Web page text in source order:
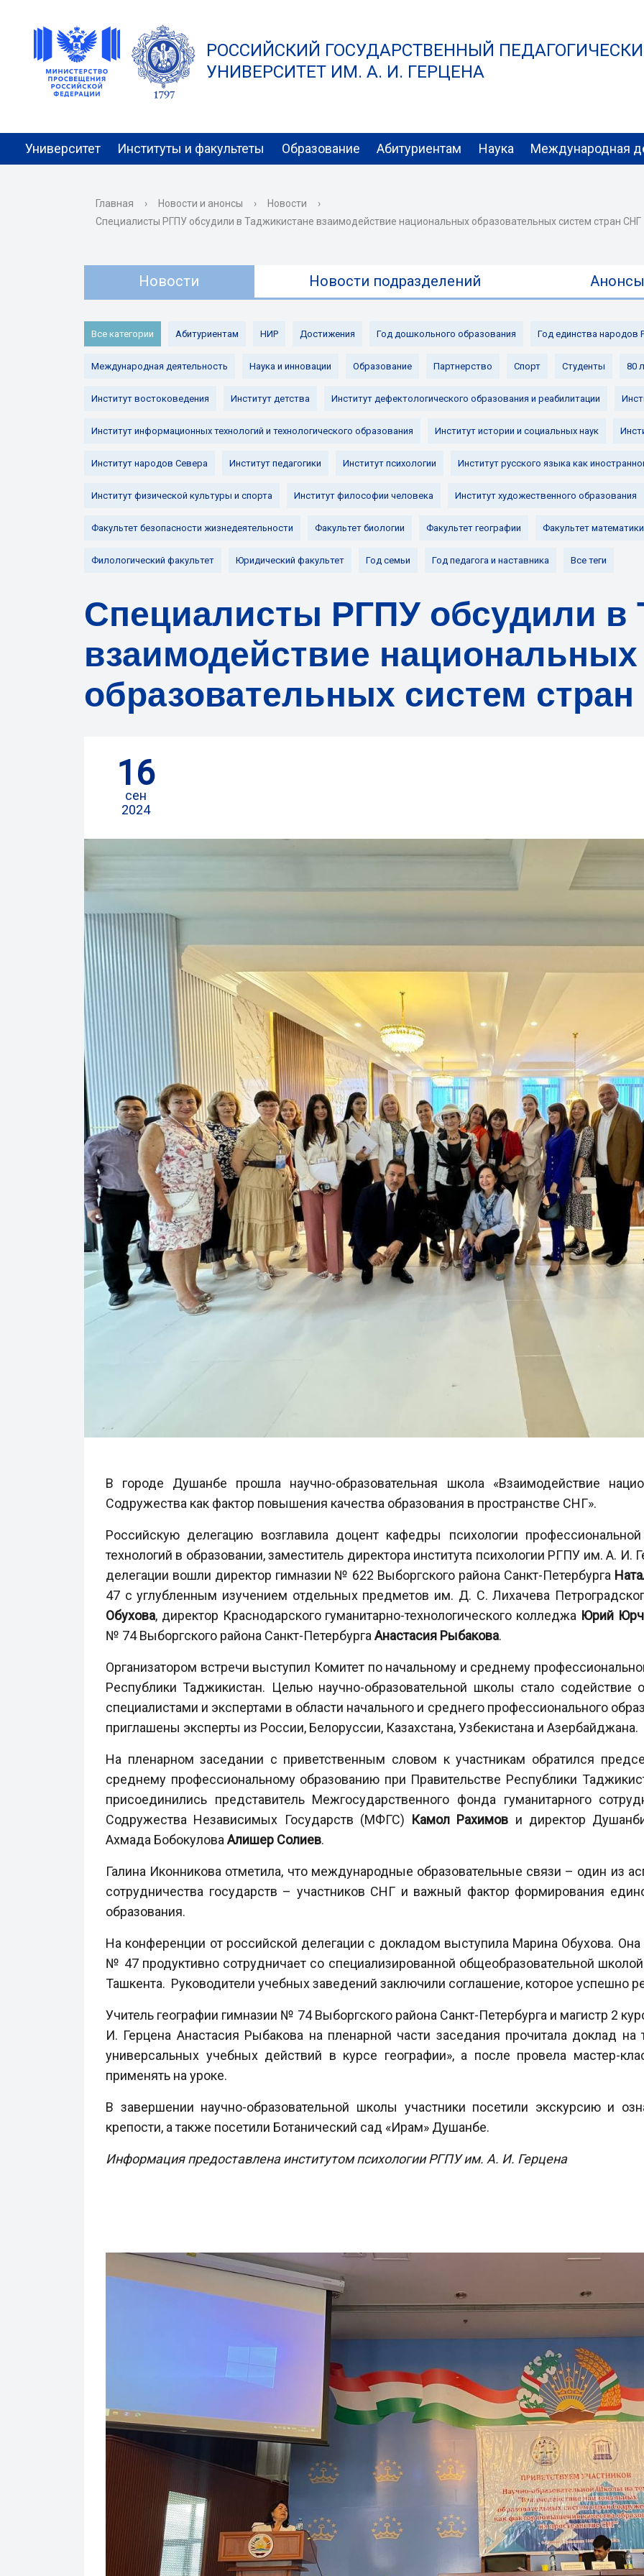
РОССИЙСКИЙ ГОСУДАРСТВЕННЫЙ
УНИВЕРСИТЕТ ИМ. А. И. ГЕРЦЕНА
Университет Институты и факультеты Образование Абитуриентам Наука Международная
Главная › Новости и анонсы › Новости
›
Специалисты РГПУ обсудили в Таджикистане взаимодействие национальных образовательных систем стран СНГ
Новости Новости подразделений
Все категории Абитуриентам НИР Достижения Год дошкольного образования Год единства народов
Международная деятельность Наука и инновации Образование Партнерство Спорт Студенты 80
Институт востоковедения Институт детства Институт дефектологического образования и реабилитации
Институт информационных технологий и технологического образования Институт истории и социальных наук
Институт народов Севера Институт педагогики Институт психологии Институт русского языка как
Институт физической культуры и спорта Институт философии человека Институт художественного образования
Факультет безопасности жизнедеятельности Факультет биологии Факультет географии Факультет математики
Филологический факультет Юридический факультет Год семьи Год педагога и наставника Все теги
Специалисты РГПУ обсудили в
взаимодействие национальных
образовательных систем
16
сен
2024
В городе Душанбе прошла научно-образовательная школа «Взаимодействие
Содружества как фактор повышения качества образования в пространстве СНГ».
Российскую делегацию возглавила доцент кафедры психологии
технологий в образовании, заместитель директора института психологии РГПУ им. А. И.
делегации вошли директор гимназии № 622 Выборгского района Санкт-Петербурга
47 с углубленным изучением отдельных предметов им. Д. С. Лихачева
Обухова, директор Краснодарского гуманитарно-технологического колледжа Юрий
№ 74 Выборгского района Санкт-Петербурга Анастасия Рыбакова.
Организатором встречи выступил Комитет по начальному и среднему
Республики Таджикистан. Целью научно-образовательной школы стало
специалистами и экспертами в области начального и среднего профессионального
приглашены эксперты из России, Белоруссии, Казахстана, Узбекистана и Азербайджана.
На пленарном заседании с приветственным словом к участникам обратился
среднему профессиональному образованию при Правительстве Республики
присоединились представитель Межгосударственного фонда гуманитарного
Содружества Независимых Государств (МФГС) Камол Рахимов и директор
Ахмада Бобокулова Алишер Солиев.
Галина Иконникова отметила, что международные образовательные связи – один из
сотрудничества государств – участников СНГ и важный фактор формирования
образования.
На конференции от российской делегации с докладом выступила Марина Обухова. Она
№ 47 продуктивно сотрудничает со специализированной общеобразовательной
Ташкента. Руководители учебных заведений заключили соглашение, которое успешно
Учитель географии гимназии № 74 Выборгского района Санкт-Петербурга и магистр 2
И. Герцена Анастасия Рыбакова на пленарной части заседания прочитала доклад
универсальных учебных действий в курсе географии», а после провела мастер-
применять на уроке.
В завершении научно-образовательной школы участники посетили экскурсию и
крепости, а также посетили Ботанический сад «Ирам» Душанбе.
Информация предоставлена институтом психологии РГПУ им. А. И. Герцена